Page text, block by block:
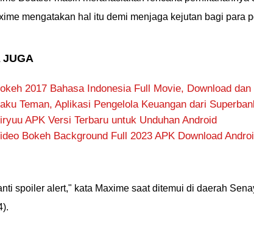
mengatakan hal itu demi menjaga kejutan bagi para
JUGA
2017 Bahasa Indonesia Full Movie, Download
Teman, Aplikasi Pengelola Keuangan dari
APK Versi Terbaru untuk Unduhan Android
Bokeh Background Full 2023 APK Download
spoiler alert," kata Maxime saat ditemui di daerah